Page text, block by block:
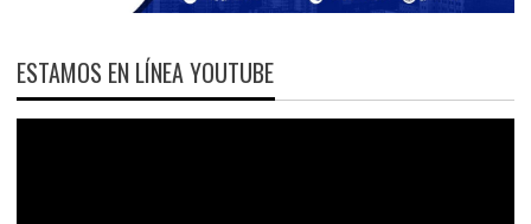
ESTAMOS EN LÍNEA YOUTUBE